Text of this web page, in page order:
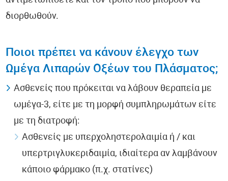
διορθωθούν.
Ποιοι πρέπει να κάνουν έλεγχο των
Ωμέγα Λιπαρών Οξέων του Πλάσματος;
Ασθενείς που πρόκειται να λάβουν θεραπεία με
ωμέγα-3, είτε με τη μορφή συμπληρωμάτων είτε
με τη διατροφή:
Ασθενείς με υπερχοληστερολαιμία ή / και
υπερτριγλυκεριδαιμία, ιδιαίτερα αν λαμβάνουν
κάποιο φάρμακο (π.χ. στατίνες)